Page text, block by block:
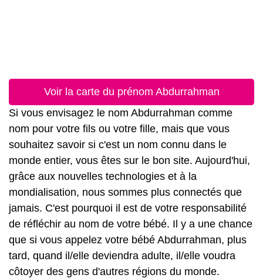
Voir la carte du prénom Abdurrahman
Si vous envisagez le nom Abdurrahman comme
nom pour votre fils ou votre fille, mais que vous
souhaitez savoir si c'est un nom connu dans le
monde entier, vous êtes sur le bon site. Aujourd'hui,
grâce aux nouvelles technologies et à la
mondialisation, nous sommes plus connectés que
jamais. C'est pourquoi il est de votre responsabilité
de réfléchir au nom de votre bébé. Il y a une chance
que si vous appelez votre bébé Abdurrahman, plus
tard, quand il/elle deviendra adulte, il/elle voudra
côtoyer des gens d'autres régions du monde.